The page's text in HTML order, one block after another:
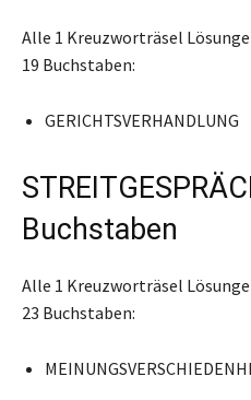
Alle 1 Kreuzworträsel
19 Buchstaben:
GERICHTSVERHANDLUNG
Buchstaben
Alle 1 Kreuzworträsel
23 Buchstaben: